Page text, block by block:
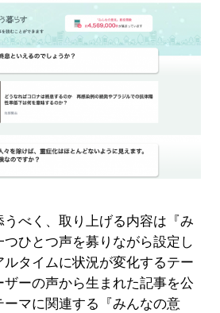
うべく、取り上げる内容は『み
ひとつ声を募りながら設定し
タイムに状況が変化するテー
ーの声から生まれた記事を公
ーマに関連する『みんなの意